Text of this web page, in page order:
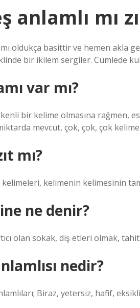
anlamlı mı
oldukça basittir ve hemen akla
bir ikilem sergiler. Cümlede
var mı?
bir kelime olmasına rağmen,
mevcut, çok, çok, çok
mı?
kelimenin kelimesinin
ne denir?
olan sokak, diş etleri olmak,
nedir?
Biraz, yetersiz, hafif,